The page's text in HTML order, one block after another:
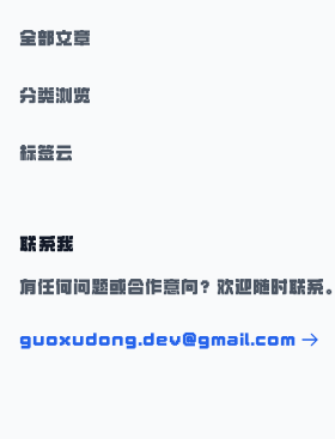
全部文章
分类浏览
标签云
联系我
有任何问题或合作意向？欢迎随时联系。
guoxudong.dev@gmail.com